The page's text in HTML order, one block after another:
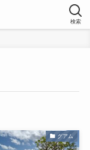
検索
グアム